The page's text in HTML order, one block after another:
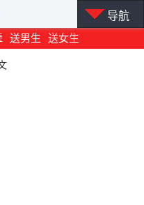
送男生 送女生
导航